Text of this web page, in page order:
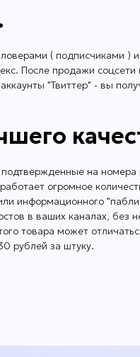
( подписчиками )
После продажи
"Твиттер" - вы
на
огромное
информационного
в ваших каналах, без
товара может
рублей за штуку.